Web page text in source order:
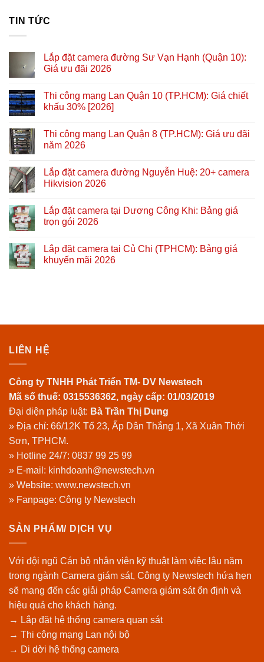
TIN TỨC
Lắp đặt camera đường Sư Vạn Hạnh (Quận 10):
Giá ưu đãi 2026
Thi công mạng Lan Quận 10 (TP.HCM): Giá chiết
khấu 30% [2026]
Thi công mạng Lan Quận 8 (TP.HCM): Giá ưu đãi
năm 2026
Lắp đặt camera đường Nguyễn Huệ: 20+ camera
Hikvision 2026
Lắp đặt camera tại Dương Công Khi: Bảng giá
trọn gói 2026
Lắp đặt camera tại Củ Chi (TPHCM): Bảng giá
khuyến mãi 2026
LIÊN HỆ
Công ty TNHH Phát Triển TM- DV Newstech
Mã số thuế: 0315536362, ngày cấp: 01/03/2019
Đại diện pháp luật: Bà Trần Thị Dung
» Địa chỉ: 66/12K Tổ 23, Ấp Dân Thắng 1, Xã Xuân Thới
Sơn, TPHCM.
» Hotline 24/7: 0837 99 25 99
» E-mail: kinhdoanh@newstech.vn
» Website: www.newstech.vn
» Fanpage: Công ty Newstech
SẢN PHẨM/ DỊCH VỤ
Với đội ngũ Cán bộ nhân viên kỹ thuật làm việc lâu năm
trong ngành Camera giám sát, Công ty Newstech hứa hẹn
sẽ mang đến các giải pháp Camera giám sát ổn định và
hiệu quả cho khách hàng.
→ Lắp đặt hệ thống camera quan sát
→ Thi công mạng Lan nội bộ
→ Di dời hệ thống camera